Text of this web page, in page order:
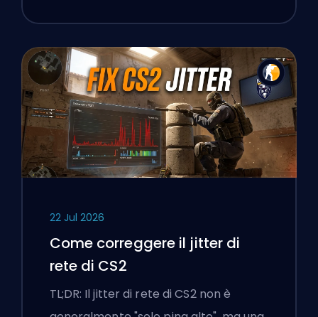
22 Jul 2026
Come correggere il jitter di
rete di CS2
TL;DR: Il jitter di rete di CS2 non è